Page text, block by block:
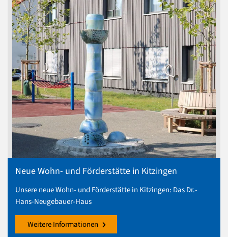
Neue Wohn- und Förderstätte in Kitzingen
Unsere neue Wohn- und Förderstätte in Kitzingen: Das Dr.-
Hans-Neugebauer-Haus
Weitere Informationen